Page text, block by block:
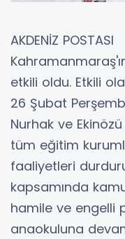
AKDENİZ POSTASI
etkili oldu. Etkili
26 Şubat
Nurhak ve
tüm eğitim
faaliyetleri
kapsamında
hamile ve engelli
anaokuluna